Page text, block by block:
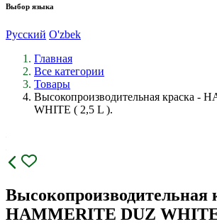
Выбор языка
Русский O'zbek
Главная
Все категории
Товары
Высокопроизводительная краска -
WHITE ( 2,5 L ).
Высокопроизводительная
HAMMERITE DUZ